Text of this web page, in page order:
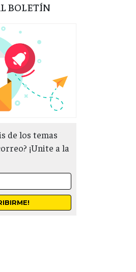
BOLETÍN
de los temas
¡Unite a la